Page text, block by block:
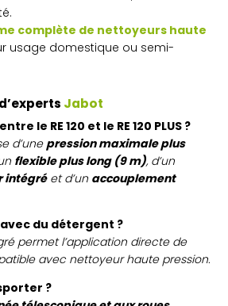
complète de nettoyeurs haute
usage domestique ou semi-
Jabot
le RE 120 et le RE 120 PLUS ?
d’une pression maximale plus
flexible plus long (9 m), d’un
intégréet d’un accouplement
du détergent ?
permet l’application directe de
avec nettoyeur haute pression.
?